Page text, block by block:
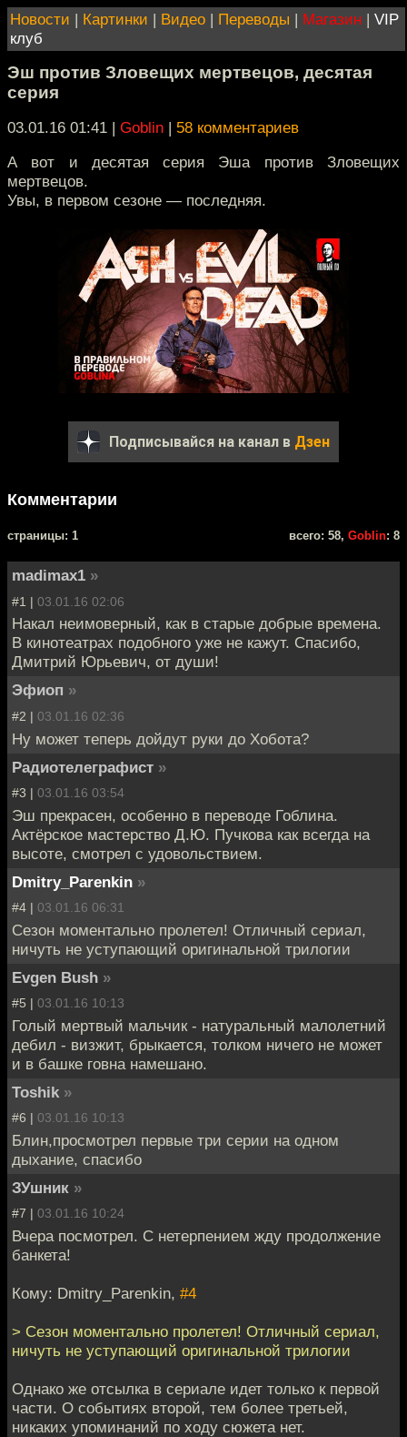
Новости | Картинки | Видео | Переводы | Магазин | VIP
клуб
Эш против Зловещих мертвецов, десятая
серия
03.01.16 01:41 | Goblin | 58 комментариев
А вот и десятая серия Эша против Зловещих
мертвецов.
Увы, в первом сезоне — последняя.
Подписывайся на канал в Дзен
Комментарии
cтраницы: 1 всего: 58, Goblin: 8
madimax1 »
#1 | 03.01.16 02:06
Накал неимоверный, как в старые добрые времена.
В кинотеатрах подобного уже не кажут. Спасибо,
Дмитрий Юрьевич, от души!
Эфиоп »
#2 | 03.01.16 02:36
Ну может теперь дойдут руки до Хобота?
Радиотелеграфист »
#3 | 03.01.16 03:54
Эш прекрасен, особенно в переводе Гоблина.
Актёрское мастерство Д.Ю. Пучкова как всегда на
высоте, смотрел с удовольствием.
Dmitry_Parenkin »
#4 | 03.01.16 06:31
Сезон моментально пролетел! Отличный сериал,
ничуть не уступающий оригинальной трилогии
Evgen Bush »
#5 | 03.01.16 10:13
Голый мертвый мальчик - натуральный малолетний
дебил - визжит, брыкается, толком ничего не может
и в башке говна намешано.
Toshik »
#6 | 03.01.16 10:13
Блин,просмотрел первые три серии на одном
дыхание, спасибо
ЗУшник »
#7 | 03.01.16 10:24
Вчера посмотрел. С нетерпением жду продолжение
банкета!
Кому: Dmitry_Parenkin, #4
> Сезон моментально пролетел! Отличный сериал,
ничуть не уступающий оригинальной трилогии
Однако же отсылка в сериале идет только к первой
части. О событиях второй, тем более третьей,
никаких упоминаний по ходу сюжета нет.